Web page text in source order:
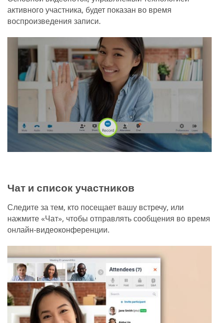
активного участника, будет показан во время
воспроизведения записи.
Чат и список участников
Следите за тем, кто посещает вашу встречу, или
нажмите «Чат», чтобы отправлять сообщения во время
онлайн-видеоконференции.